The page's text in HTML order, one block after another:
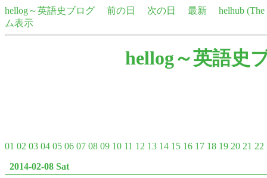
hellog～英語史ブログ 前の日 次の日 最新
helhub
ム表示
hellog～英語史
01 02 03 04 05 06 07 08 09 10 11 12 13 14 15 16 17 18 19 20 21 22
2014-02-08 Sat